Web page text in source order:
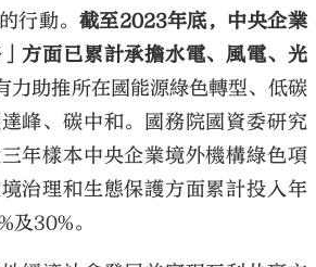
行動。 截至2023年底，中央企業
方面已累計承擔水電、風電、光
力助推所在國能源綠色轉型、低碳
峰、碳中和。國務院國資委研究
年樣本中央企業境外機構綠色項
治理和生態保護方面累計投入年
及30%。